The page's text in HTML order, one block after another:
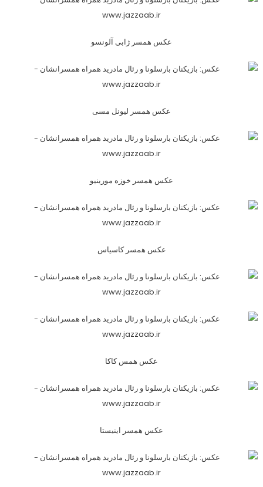
عکس همسر ژابی آلونسو
عکس همسر لیونل مسی
عکس همسر خوزه مورینیو
عکس همسر کاسیاس
عکس همس کاکا
عکس همسر اینیستا